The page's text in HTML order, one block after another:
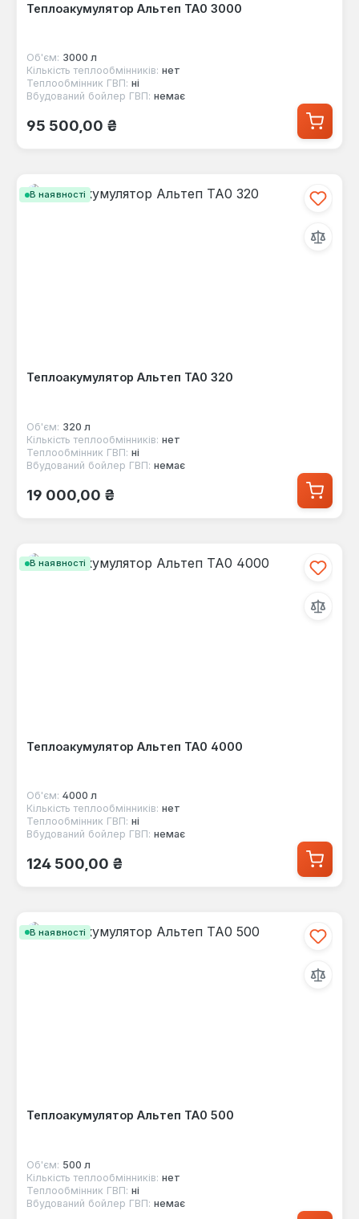
Теплоакумулятор Альтеп ТА0 3000
Об'єм: 3000 л
Кількість теплообмінників: нет
Теплообмінник ГВП: ні
Вбудований бойлер ГВП: немає
Звичайна ціна:
95 500,00 ₴
В наявності
Теплоакумулятор Альтеп ТА0 320
Об'єм: 320 л
Кількість теплообмінників: нет
Теплообмінник ГВП: ні
Вбудований бойлер ГВП: немає
Звичайна ціна:
19 000,00 ₴
В наявності
Теплоакумулятор Альтеп ТА0 4000
Об'єм: 4000 л
Кількість теплообмінників: нет
Теплообмінник ГВП: ні
Вбудований бойлер ГВП: немає
Звичайна ціна:
124 500,00 ₴
В наявності
Теплоакумулятор Альтеп ТА0 500
Об'єм: 500 л
Кількість теплообмінників: нет
Теплообмінник ГВП: ні
Вбудований бойлер ГВП: немає